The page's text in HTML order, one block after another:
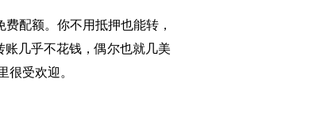
费配额。你不用抵押也能转，
账几乎不花钱，偶尔也就几美
受欢迎。